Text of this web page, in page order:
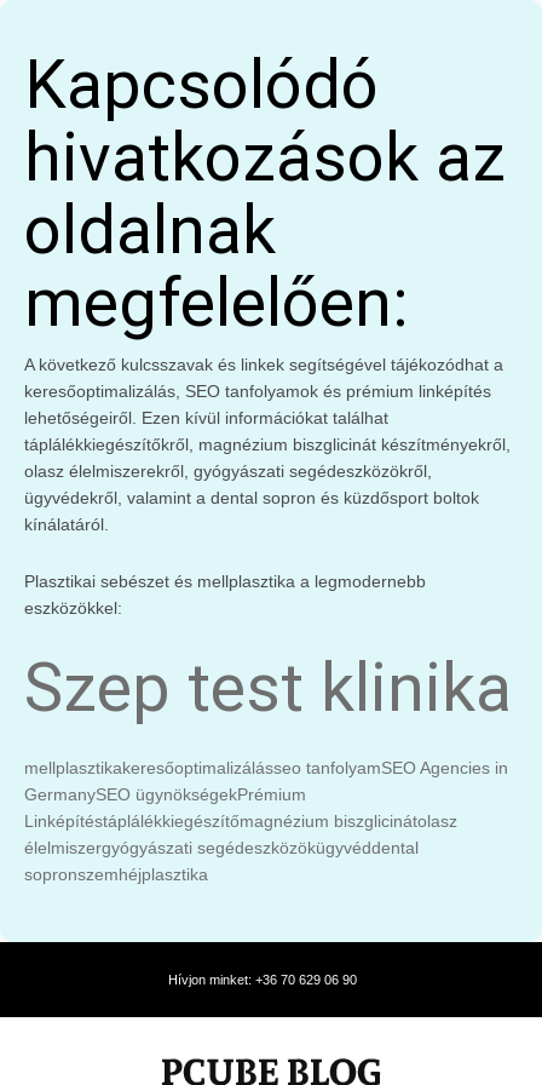
Kapcsolódó
hivatkozások az
oldalnak
megfelelően:
A következő kulcsszavak és linkek segítségével tájékozódhat a
keresőoptimalizálás, SEO tanfolyamok és prémium linképítés
lehetőségeiről. Ezen kívül információkat találhat
táplálékkiegészítőkről, magnézium biszglicinát készítményekről,
olasz élelmiszerekről, gyógyászati segédeszközökről,
ügyvédekről, valamint a dental sopron és küzdősport boltok
kínálatáról.
Plasztikai sebészet és mellplasztika a legmodernebb
eszközökkel:
Szep test klinika
mellplasztikakeresőoptimalizálásseo tanfolyamSEO Agencies in
GermanySEO ügynökségekPrémium
Linképítéstáplálékkiegészítőmagnézium biszglicinátolasz
élelmiszergyógyászati segédeszközökügyvéddental
sopronszemhéjplasztika
Hívjon minket: +36 70 629 06 90